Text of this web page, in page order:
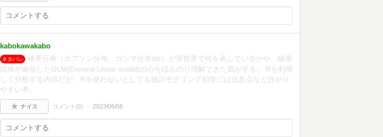
kabokawakabo
ネタバレ
確率分布（ポアソン分布、ガンマ分布etc）が実世界で何を表しているかや、線形
回帰が進化したGLM(General Linear model)の心をほんのり理解できた気がする。 Rを利用
して分析する内容だが、Rを使わないとしても統計モデリング初学には注意点など分かり
やすい本。
ナイス コメント(0) 2023/06/06